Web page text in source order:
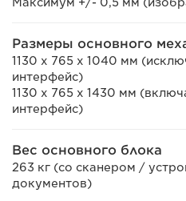
Размеры основного
1130 x 765 x 1040 мм
интерфейс)
1130 x 765 x 1430 мм
интерфейс)
Вес основного блока
263 кг (со сканером /
документов)